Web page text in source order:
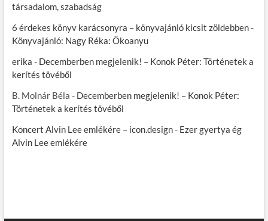
társadalom, szabadság
6 érdekes könyv karácsonyra – könyvajánló kicsit zöldebben-
Könyvajánló: Nagy Réka: Ökoanyu
erika - Decemberben megjelenik! – Konok Péter: Történetek a
kerítés tövéből
B. Molnár Béla - Decemberben megjelenik! – Konok Péter:
Történetek a kerítés tövéből
Koncert Alvin Lee emlékére – icon.design- Ezer gyertya ég
Alvin Lee emlékére